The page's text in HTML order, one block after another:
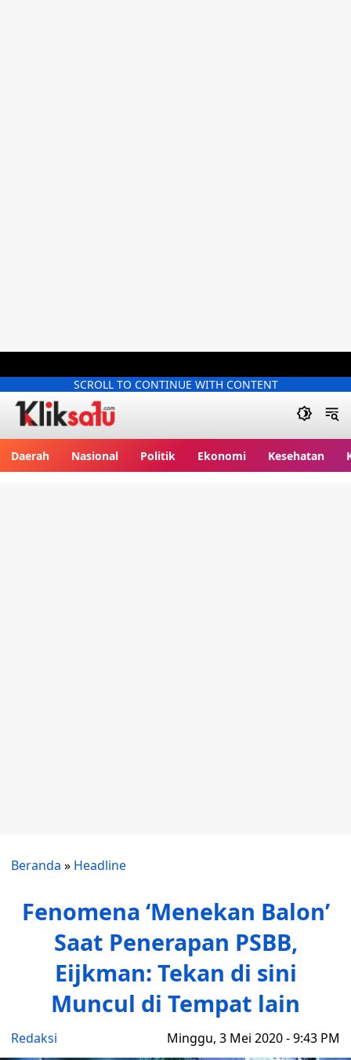
SCROLL TO CONTINUE WITH CONTENT
Daerah Nasional Politik Ekonomi Kesehatan
Beranda » Headline
Fenomena ‘Menekan Balon’
Saat Penerapan PSBB,
Eijkman: Tekan di sini
Muncul di Tempat lain
Redaksi Minggu, 3 Mei 2020 - 9:43 PM